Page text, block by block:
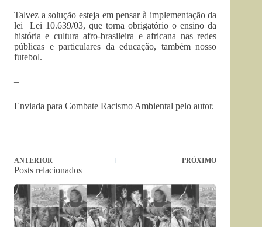
Talvez a solução esteja em pensar à implementação da
lei Lei 10.639/03, que torna obrigatório o ensino da
história e cultura afro-brasileira e africana nas redes
públicas e particulares da educação, também nosso
futebol.
–
Enviada para Combate Racismo Ambiental pelo autor.
ANTERIOR PRÓXIMO
Posts relacionados